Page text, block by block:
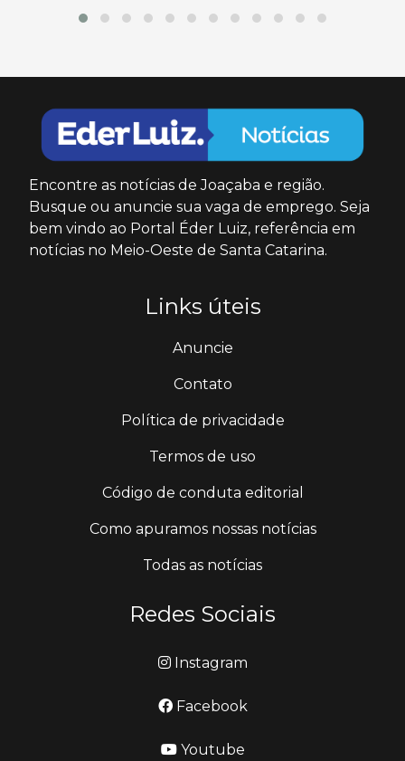
Encontre as notícias de Joaçaba e região.
Busque ou anuncie sua vaga de emprego. Seja
bem vindo ao Portal Éder Luiz, referência em
notícias no Meio-Oeste de Santa Catarina.
Links úteis
Anuncie
Contato
Política de privacidade
Termos de uso
Código de conduta editorial
Como apuramos nossas notícias
Todas as notícias
Redes Sociais
Instagram
Facebook
Youtube